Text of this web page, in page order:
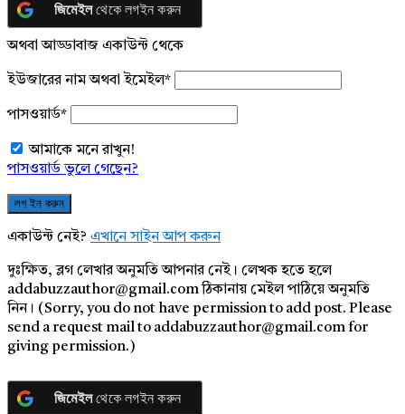
জিমেইলথেকে লগইন করুন
অথবা আড্ডাবাজ একাউন্ট থেকে
ইউজারের নাম অথবা ইমেইল*
পাসওয়ার্ড*
আমাকে মনে রাখুন!
পাসওয়ার্ড ভুলে গেছেন?
একাউন্ট নেই? এখানে সাইন আপ করুন
দুঃক্ষিত, ব্লগ লেখার অনুমতি আপনার নেই। লেখক হতে হলে
addabuzzauthor@gmail.com ঠিকানায় মেইল পাঠিয়ে অনুমতি
নিন। (Sorry, you do not have permission to add post. Please
send a request mail to addabuzzauthor@gmail.com for
giving permission.)
জিমেইলথেকে লগইন করুন